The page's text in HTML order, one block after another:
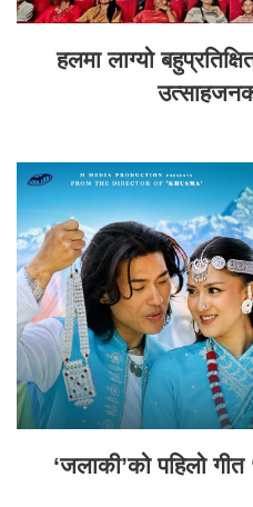
हलमा लाग्यो
‘जलाकी’को पहिलो